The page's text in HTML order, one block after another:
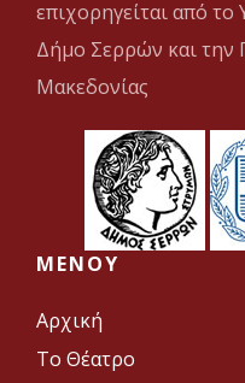
επιχορηγείται από
Δήμο Σερρών και την
Μακεδονίας
MENOY
Αρχική
Το Θέατρο